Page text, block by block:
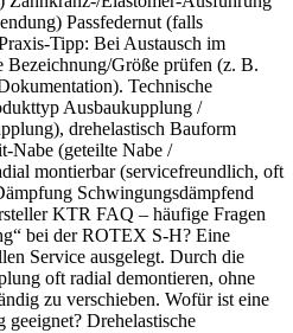
Passfedernut (falls
Tipp: Bei Austausch im
Bezeichnung/Größe prüfen (z. B.
Technische
Ausbaukupplung /
drehelastisch Bauform
(geteilte Nabe /
montierbar (servicefreundlich, oft
Schwingungsdämpfend
KTR FAQ – häufige Fragen
bei der ROTEX S-H? Eine
Service ausgelegt. Durch die
oft radial demontieren, ohne
zu verschieben. Wofür ist eine
Drehelastische